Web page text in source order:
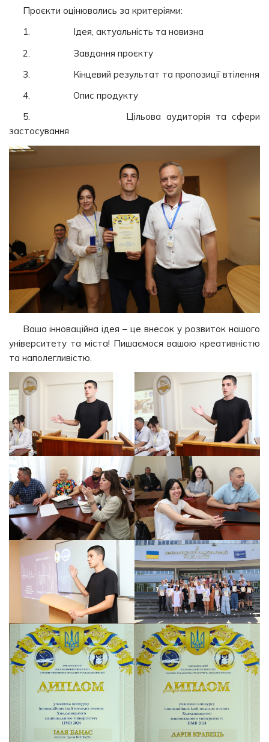
Проєкти оцінювались за критеріями:
1. Ідея, актуальність та новизна
2. Завдання проєкту
3. Кінцевий результат та пропозиції втілення
4. Опис продукту
5. Цільова аудиторія та сфери
застосування
Ваша інноваційна ідея – це внесок у розвиток нашого
університету та міста! Пишаємося вашою креативністю
та наполегливістю.